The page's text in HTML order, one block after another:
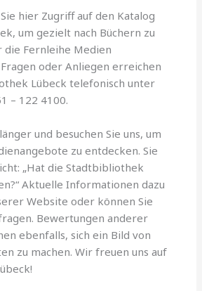
hier Zugriff auf den Katalog
um gezielt nach Büchern zu
die Fernleihe Medien
oder Anliegen erreichen
Lübeck telefonisch unter
– 122 4100.
und besuchen Sie uns, um
zu entdecken. Sie
„Hat die Stadtbibliothek
Aktuelle Informationen dazu
Website oder können Sie
Bewertungen anderer
ebenfalls, sich ein Bild von
zu machen. Wir freuen uns auf